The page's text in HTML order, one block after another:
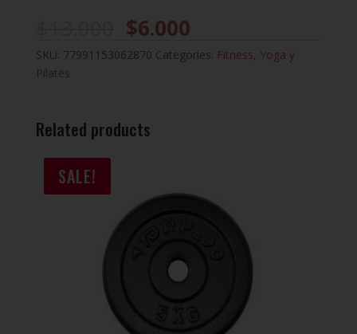
$6.000
SKU: 77991153062870 Categories: Fitness, Yoga y
Pilates
Related products
SALE!